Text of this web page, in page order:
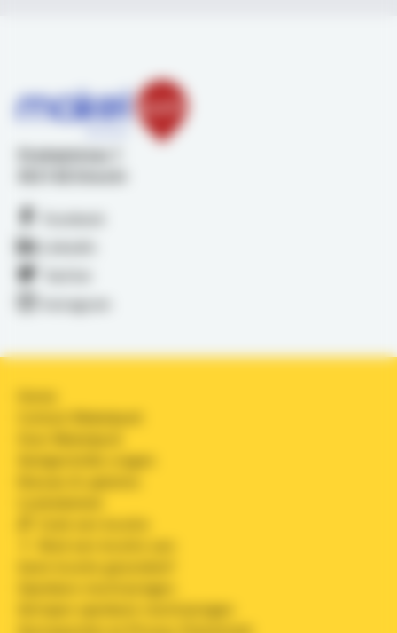
Stadsplateau 1
Facebook
LinkedIn
Instagram
Home
Contact Makelpunt
Veelgestelde vragen
Zoek een locatie
Bied een locatie aan
Verlopen openbare inschrijvingen